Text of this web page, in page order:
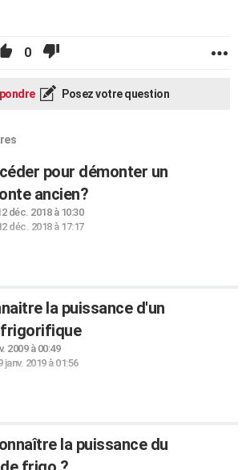
0
Posez votre question
pour démonter un
ancien?
déc. 2018 à 10:30
déc. 2018 à 17:17
la puissance d'un
2009 à 00:49
janv. 2019 à 01:56
la puissance du